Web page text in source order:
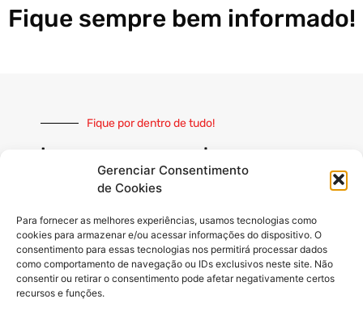
Gerenciar Consentimento
de Cookies
Para fornecer as melhores experiências, usamos tecnologias como
cookies para armazenar e/ou acessar informações do dispositivo. O
consentimento para essas tecnologias nos permitirá processar dados
como comportamento de navegação ou IDs exclusivos neste site. Não
consentir ou retirar o consentimento pode afetar negativamente certos
recursos e funções.
Fique sempre bem informado!
Fique por dentro de tudo!
Inscreva-se e receba nossas
notícias sempre atualizadas
INSCREVER